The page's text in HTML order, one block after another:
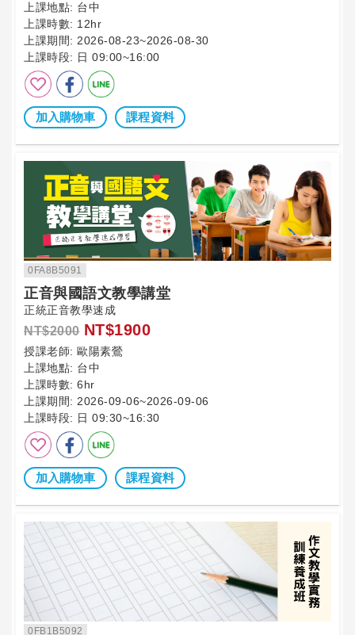
上課地點: 台中
上課時數: 12hr
上課期間: 2026-08-23~2026-08-30
上課時段: 日 09:00~16:00
加入購物車 課程資料
0FA8B5091
正音與國語文教學講堂
正統正音教學速成
NT$2000 NT$1900
授課老師: 歐陽素鶯
上課地點: 台中
上課時數: 6hr
上課期間: 2026-09-06~2026-09-06
上課時段: 日 09:30~16:30
加入購物車 課程資料
0FB1B5092